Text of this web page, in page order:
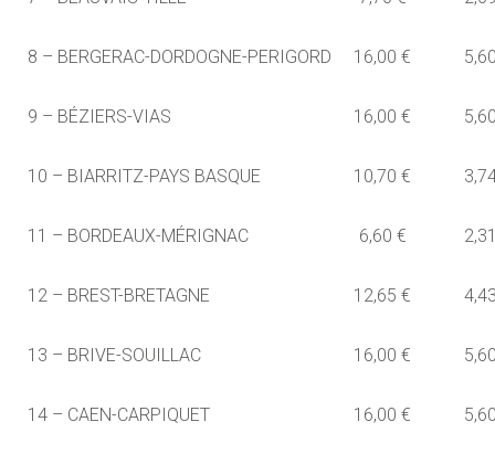
8 – BERGERAC-DORDOGNE-PERIGORD 16,00 €
9 – BÉZIERS-VIAS 16,00 €
10 – BIARRITZ-PAYS BASQUE 10,70 €
11 – BORDEAUX-MÉRIGNAC 6,60 €
12 – BREST-BRETAGNE 12,65 €
13 – BRIVE-SOUILLAC 16,00 €
14 – CAEN-CARPIQUET 16,00 €